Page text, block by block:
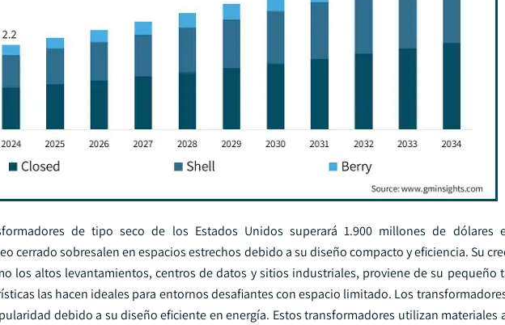
de tipo seco de los Estados Unidos superará 1.900 millones de dólares
cerrado sobresalen en espacios estrechos debido a su diseño compacto y eficiencia. Su
los altos levantamientos, centros de datos y sitios industriales, proviene de su pequeño
las hacen ideales para entornos desafiantes con espacio limitado. Los
debido a su diseño eficiente en energía. Estos transformadores utilizan materiales